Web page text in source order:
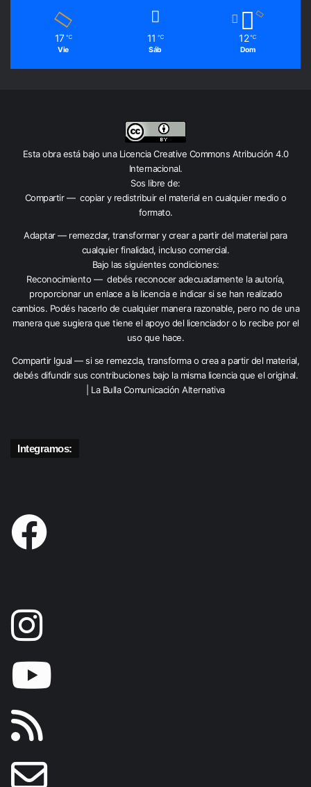
17 ℃
Vie
11 ℃
Sáb
12 ℃
Dom
Esta obra está bajo una Licencia Creative Commons Atribución 4.0
Internacional.
Sos libre de:
Compartir — copiar y redistribuir el material en cualquier medio o
formato.
Adaptar — remezclar, transformar y crear a partir del material para
cualquier finalidad, incluso comercial.
Bajo las siguientes condiciones:
Reconocimiento — debés reconocer adecuadamente la autoría,
proporcionar un enlace a la licencia e indicar si se han realizado
cambios. Podés hacerlo de cualquier manera razonable, pero no de una
manera que sugiera que tiene el apoyo del licenciador o lo recibe por el
uso que hace.
Compartir Igual — si se remezcla, transforma o crea a partir del material,
debés difundir sus contribuciones bajo la misma licencia que el original.
| La Bulla Comunicación Alternativa
Integramos: